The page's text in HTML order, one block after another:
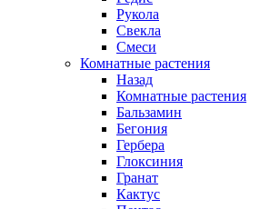
Рукола
Свекла
Смеси
Комнатные растения
Назад
Комнатные растения
Бальзамин
Бегония
Гербера
Глоксиния
Гранат
Кактус